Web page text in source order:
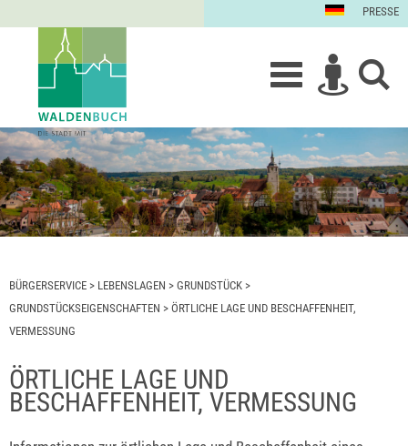
PRESSE
BÜRGERSERVICE > LEBENSLAGEN > GRUNDSTÜCK >
GRUNDSTÜCKSEIGENSCHAFTEN > ÖRTLICHE LAGE UND BESCHAFFENHEIT,
VERMESSUNG
ÖRTLICHE LAGE UND
BESCHAFFENHEIT, VERMESSUNG